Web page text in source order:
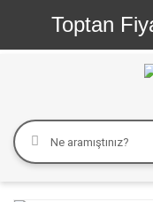
Toptan